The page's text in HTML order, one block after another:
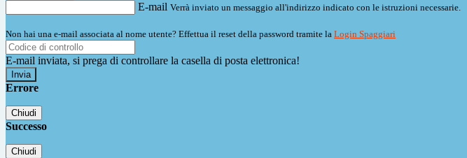
E-mail Verrà inviato un messaggio all'indirizzo indicato con le istruzioni necessarie.
Non hai una e-mail associata al nome utente? Effettua il reset della password tramite la Login Spaggiari
E-mail inviata, si prega di controllare la casella di posta elettronica!
Errore
Chiudi
Successo
Chiudi